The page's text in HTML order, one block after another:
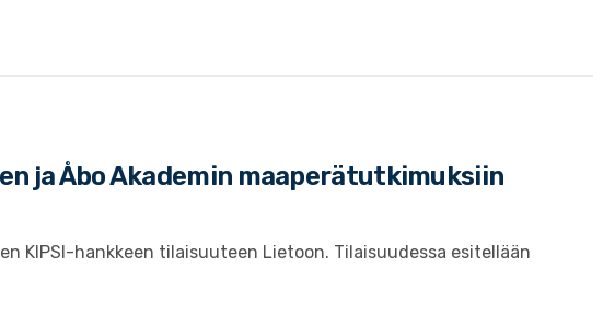
ja Åbo Akademin maaperätutkimuksiin
KIPSI-hankkeen tilaisuuteen Lietoon. Tilaisuudessa esitellään